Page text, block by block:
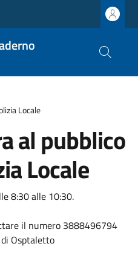
Locale
al pubblico
Locale
8:30 alle 10:30.
il numero 3888496794
Osptaletto